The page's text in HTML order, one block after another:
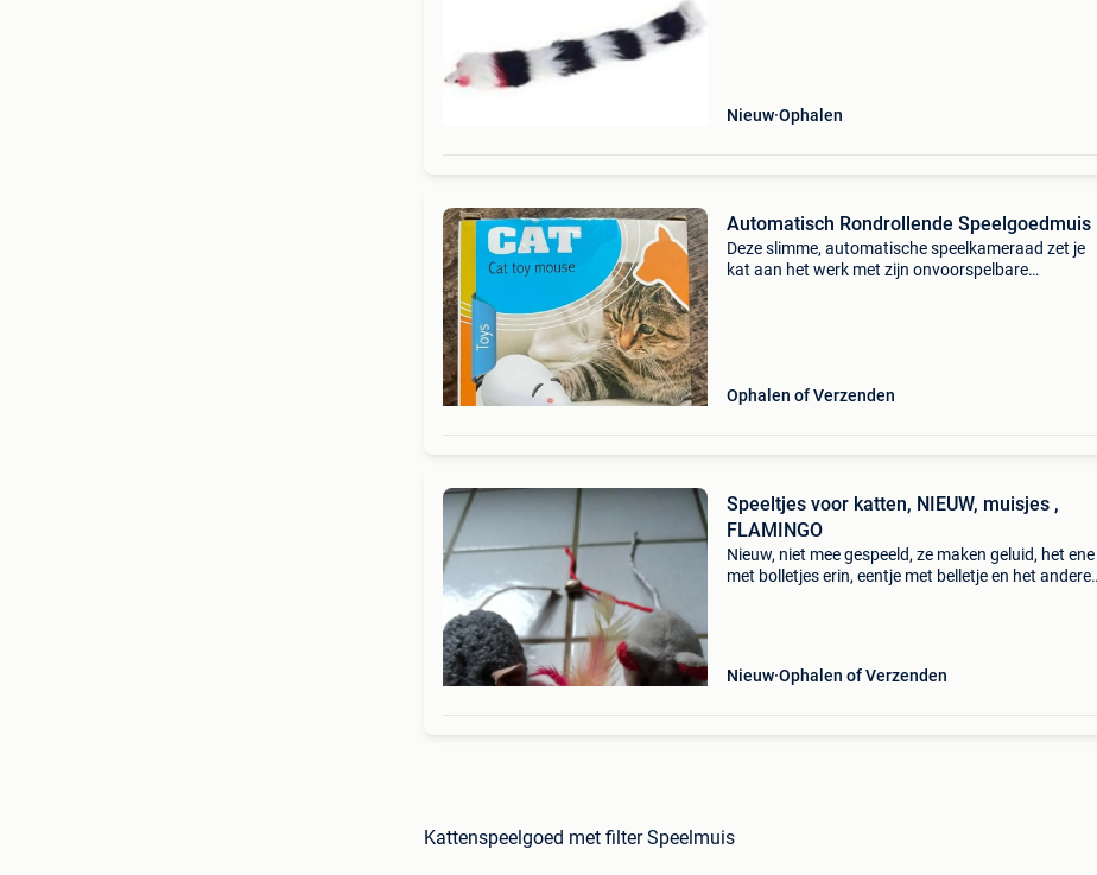
Nieuw Ophalen
Automatisch Rondrollende Speelgoedmuis
Deze slimme, automatische speelkameraad zet je
kat aan het werk met zijn onvoorspelbare
Ophalen of Verzenden
Speeltjes voor katten, NIEUW, muisjes ,
FLAMINGO
Nieuw, niet mee gespeeld, ze maken geluid, het ene
met bolletjes erin, eentje met belletje en het andere
Nieuw Ophalen of Verzenden
Kattenspeelgoed met filter Speelmuis